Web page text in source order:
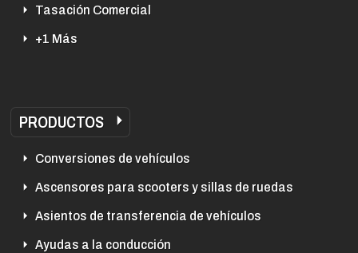
Tasación Comercial
+1 Más
PRODUCTOS
Conversiones de vehículos
Ascensores para scooters y sillas de ruedas
Asientos de transferencia de vehículos
Ayudas a la conducción